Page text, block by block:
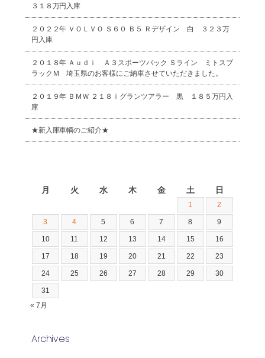
３１８万円入庫
２０２２年 ＶＯＬＶＯ Ｓ６０ Ｂ５ Ｒデザイン 白 ３２３万
円入庫
２０１８年 Ａｕｄｉ Ａ３スポーツバック Ｓライン ミトスブ
ラックＭ 埼玉県のお客様にご納車させていただきました。
２０１９年 ＢＭＷ ２１８ｉグランツアラー 黒 １８５万円入
庫
★新入庫車輌のご紹介★
月 火 水 木 金 土 日
1 2
3 4 5 6 7 8 9
10 11 12 13 14 15 16
17 18 19 20 21 22 23
24 25 26 27 28 29 30
31
« 7月
Archives